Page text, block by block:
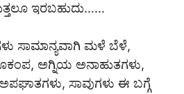
ಇರಬಹುದು……
ಸಾಮಾನ್ಯವಾಗಿ ಮಳೆ ಬೆಳೆ,
ಅಗ್ನಿಯ ಅನಾಹುತಗಳು,
ಸಾವುಗಳು ಈ ಬಗ್ಗೆ